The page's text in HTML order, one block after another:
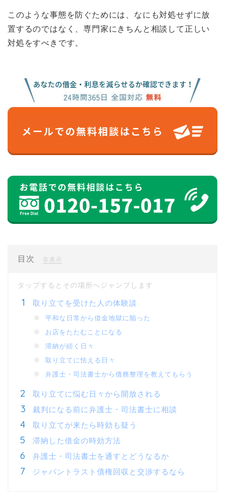
このような事態を防ぐためには、なにも対処せずに放
置するのではなく、専門家にきちんと相談して正しい
対処をすべきです。
目次 非表示
取り立てを受けた人の体験談
平和な日常から借金地獄に陥った
お店をたたむことになる
滞納が続く日々
取り立てに怯える日々
弁護士・司法書士から債務整理を教えてもらう
取り立てに悩む日々から開放される
裁判になる前に弁護士・司法書士に相談
取り立てが来たら時効も疑う
滞納した借金の時効方法
弁護士・司法書士を通すとどうなるか
ジャパントラスト債権回収と交渉するなら